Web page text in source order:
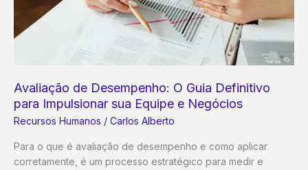
Avaliação de Desempenho: O Guia Definitivo
para Impulsionar sua Equipe e Negócios
Recursos Humanos / Carlos Alberto
Para o que é avaliação de desempenho e como aplicar
corretamente, é um processo estratégico para medir e